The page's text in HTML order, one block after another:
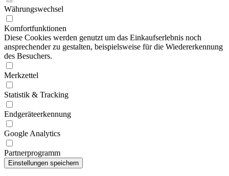
Währungswechsel
Komfortfunktionen
Diese Cookies werden genutzt um das Einkaufserlebnis noch
ansprechender zu gestalten, beispielsweise für die Wiedererkennung
des Besuchers.
Merkzettel
Statistik & Tracking
Endgeräteerkennung
Google Analytics
Partnerprogramm